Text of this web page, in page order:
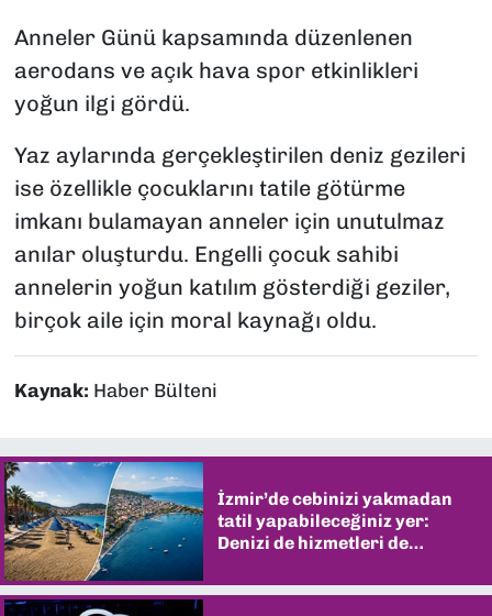
Anneler Günü kapsamında düzenlenen
aerodans ve açık hava spor etkinlikleri
yoğun ilgi gördü.
Yaz aylarında gerçekleştirilen deniz gezileri
ise özellikle çocuklarını tatile götürme
imkanı bulamayan anneler için unutulmaz
anılar oluşturdu. Engelli çocuk sahibi
annelerin yoğun katılım gösterdiği geziler,
birçok aile için moral kaynağı oldu.
Kaynak: Haber Bülteni
İzmir’de cebinizi yakmadan
tatil yapabileceğiniz yer:
Denizi de hizmetleri de